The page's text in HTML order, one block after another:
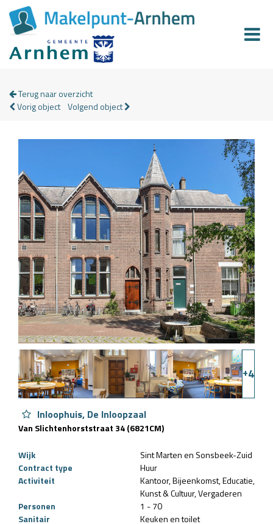
Terug naar overzicht
Vorig object Volgend object
+4
Inloophuis, De Inloopzaal
Van Slichtenhorststraat 34 (6821CM)
Wijk
Sint Marten en Sonsbeek-Zuid
Contract type
Huur
Activiteit
Kantoor Bijeenkomst Educatie
Kunst & Cultuur Vergaderen
Personen
1 - 70
Sanitair
Keuken en toilet